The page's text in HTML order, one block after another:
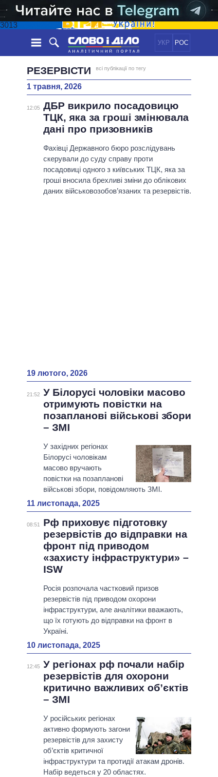
3013
УКР РОС
НОВИНИ
СТРІЧКА
ПОДІЇ
СТАТТІ
ДУМКИ
ОГЛЯДИ
ДАЙДЖЕСТИ
ЕКОНОМІКА
СУСПІЛЬСТВО
СВІТ
ПОЛIТИКИ
УСІ ПОЛІТИКИ
ПРЕЗИДЕНТ І ОФІС
ВЕРХОВНА РАДА
КАБІНЕТ МІНІСТРІВ
ГОЛОВИ ОБЛАДМІНІСТРАЦІЙ
ІНФОГРАФІКА
ВІДЕО
ПІДТРИМАТИ
ПОРІВНЯННЯ ПОЛІТИКІВ
РЕЗЕРВІСТИ всі публікації по тегу
1 травня, 2026
12:05 ДБР викрило посадовицю
ТЦК, яка за гроші змінювала
дані про призовників
Фахівці Державного бюро розслідувань
скерували до суду справу проти
посадовиці одного з київських ТЦК, яка за
гроші вносила брехливі зміни до облікових
даних військовозобов’язаних та резервістів.
19 лютого, 2026
21:52 У Білорусі чоловіки масово
отримують повістки на
позапланові військові збори
– ЗМІ
У західних регіонах
Білорусі чоловікам
масово вручають
повістки на позапланові
військові збори, повідомляють ЗМІ.
11 листопада, 2025
08:51
Рф приховує підготовку
резервістів до відправки на
фронт під приводом
«захисту інфраструктури» –
ISW
Росія розпочала частковий призов
резервістів під приводом охорони
інфраструктури, але аналітики вважають,
що їх готують до відправки на фронт в
Україні.
10 листопада, 2025
12:45 У регіонах рф почали набір
резервістів для охорони
критично важливих об’єктів
– ЗМІ
У російських регіонах
активно формують загони
резервістів для захисту
об’єктів критичної
інфраструктури та протидії атакам дронів.
Набір ведеться у 20 областях.